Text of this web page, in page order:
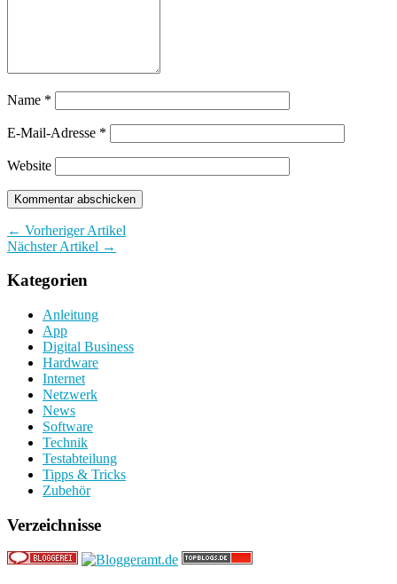
Name *
E-Mail-Adresse *
Website
← Vorheriger Artikel
Nächster Artikel →
Kategorien
Anleitung
App
Digital Business
Hardware
Internet
Netzwerk
News
Software
Technik
Testabteilung
Tipps & Tricks
Zubehör
Verzeichnisse